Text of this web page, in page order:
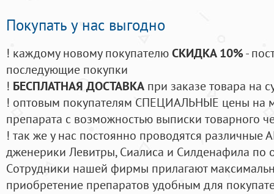
Покупать у нас выгодно
! каждому новому покупателюСКИДКА 10%-
последующие покупки
! БЕСПЛАТНАЯ ДОСТАВКА при заказе товара на
! оптовым покупателям СПЕЦИАЛЬНЫЕ цены на
препарата с возможностью выписки товарного
! так же у нас постоянно проводятся
дженерики Левитры, Сиалиса и Силденафила по
Cотрудники нашей фирмы прилагают
приобретение препаратов удобным для